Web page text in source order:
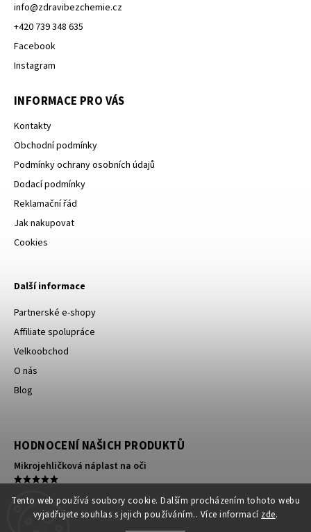
Tento web používá soubory cookie. Dalším procházením tohoto webu
vyjadřujete souhlas s jejich používáním.. Více informací zde.
info@zdravibezchemie.cz
+420 739 348 635
Facebook
Instagram
INFORMACE PRO VÁS
Kontakty
Obchodní podmínky
Podmínky ochrany osobních údajů
Dodací podmínky
Reklamační řád
Jak nakupovat
Cookies
Další informace
Partnerské e-shopy
Affiliate spolupráce
Velkoobchod
O nás
Blog
HODNOCENÍ NAŠICH PRODUKTŮ
Mikrojehličková náplast na oči
Kompresní ortéza na koleno